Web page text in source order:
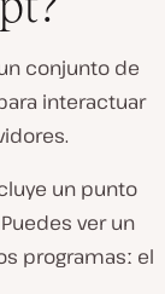
conjunto de
interactuar
un punto
ver un
programasː el